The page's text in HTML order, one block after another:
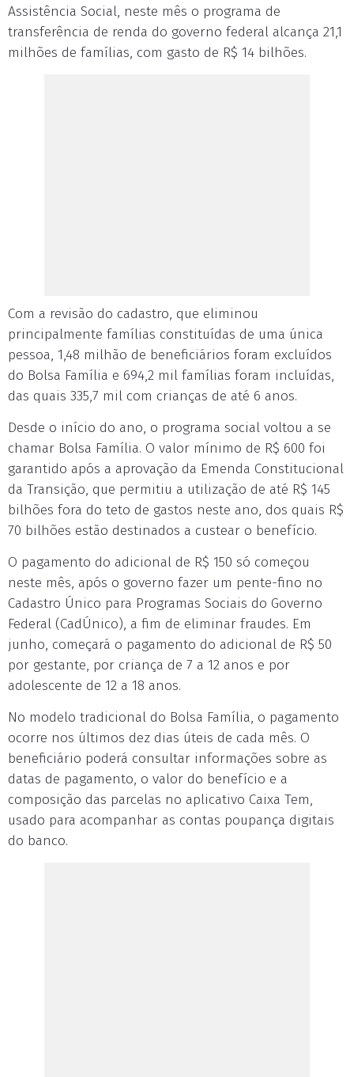
Assistência Social, neste mês o programa de
transferência de renda do governo federal alcança 21,1
milhões de famílias, com gasto de R$ 14 bilhões.
Com a revisão do cadastro, que eliminou
principalmente famílias constituídas de uma única
pessoa, 1,48 milhão de beneficiários foram excluídos
do Bolsa Família e 694,2 mil famílias foram incluídas,
das quais 335,7 mil com crianças de até 6 anos.
Desde o início do ano, o programa social voltou a se
chamar Bolsa Família. O valor mínimo de R$ 600 foi
garantido após a aprovação da Emenda Constitucional
da Transição, que permitiu a utilização de até R$ 145
bilhões fora do teto de gastos neste ano, dos quais R$
70 bilhões estão destinados a custear o benefício.
O pagamento do adicional de R$ 150 só começou
neste mês, após o governo fazer um pente-fino no
Cadastro Único para Programas Sociais do Governo
Federal (CadÚnico), a fim de eliminar fraudes. Em
junho, começará o pagamento do adicional de R$ 50
por gestante, por criança de 7 a 12 anos e por
adolescente de 12 a 18 anos.
No modelo tradicional do Bolsa Família, o pagamento
ocorre nos últimos dez dias úteis de cada mês. O
beneficiário poderá consultar informações sobre as
datas de pagamento, o valor do benefício e a
composição das parcelas no aplicativo Caixa Tem,
usado para acompanhar as contas poupança digitais
do banco.